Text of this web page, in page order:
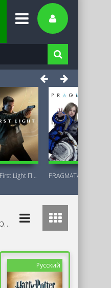
007 First Light Последняя Версия
Скачать игры торрент бесплатно
Русский